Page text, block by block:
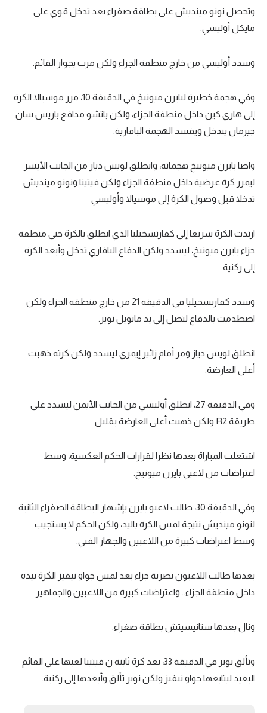
وتحصل نونو مينديش على بطاقة صفراء بعد تدخل قوي على
مايكل أوليسي.
وسدد أوليسي من خارج منطقة الجزاء ولكن مرت بجوار القائم.
وفي هجمة خطيرة لبايرن ميونيخ في الدقيقة 10، مرر موسيالا الكرة
إلى هاري كين داخل منطقة الجزاء، ولكن باتشو مدافع باريس سان
جيرمان يتدخل ويفسد الهجمة البافارية.
واصا بايرن ميونيخ هجماته، وانطلق لويس دياز من الجانب الأيسر
ليمرر كرة عرضية داخل منطقة الجزاء ولكن فيتينا ونونو مينديش
تدخلا قبل وصول الكرة إلى موسيالا وأوليسي
ارتدت الكرة سريعا إلى كفارتسخيليا الذي انطلق بالكرة حتى منطقة
جزاء بايرن ميونيخ، ليسدد ولكن الدفاع البافاري تدخل وأبعد الكرة
إلى ركنية.
وسدد كفارتسخيليا في الدقيقة 21 من خارج منطقة الجزاء ولكن
اصطدمت بالدفاع لتصل إلى يد مانويل نوير.
انطلق لويس دياز ومر أمام زائير إيمري ليسدد ولكن كرته ذهبت
أعلى العارضة.
وفي الدقيقة 27، انطلق أوليسي من الجانب الأيمن ليسدد على
طريقة R2 ولكن ذهبت أعلى العارضة بقليل.
اشتعلت المباراة بعدها نظرا لقرارات الحكم العكسية، وسط
اعتراضات من لاعبي بايرن ميونيخ.
وفي الدقيقة 30، طالب لاعبو بايرن بإشهار البطاقة الصفراء الثانية
لنونو مينديش نتيجة لمس الكرة باليد، ولكن الحكم لا يستجيب
وسط اعتراضات كبيرة من اللاعبين والجهاز الفني.
بعدها طالب اللاعبون بضربة جزاء بعد لمس جواو نيفيز الكرة بيده
داخل منطقة الجزاء.. واعتراضات كبيرة من اللاعبين والجماهير
ونال بعدها ستانيسيتش بطاقة صغراء.
وتألق نوير في الدقيقة 33، بعد كرة ثابتة ن فيتينا لعبها على القائم
البعيد ليتابعها جواو نيفيز ولكن نوير تألق وأبعدها إلى ركنية.